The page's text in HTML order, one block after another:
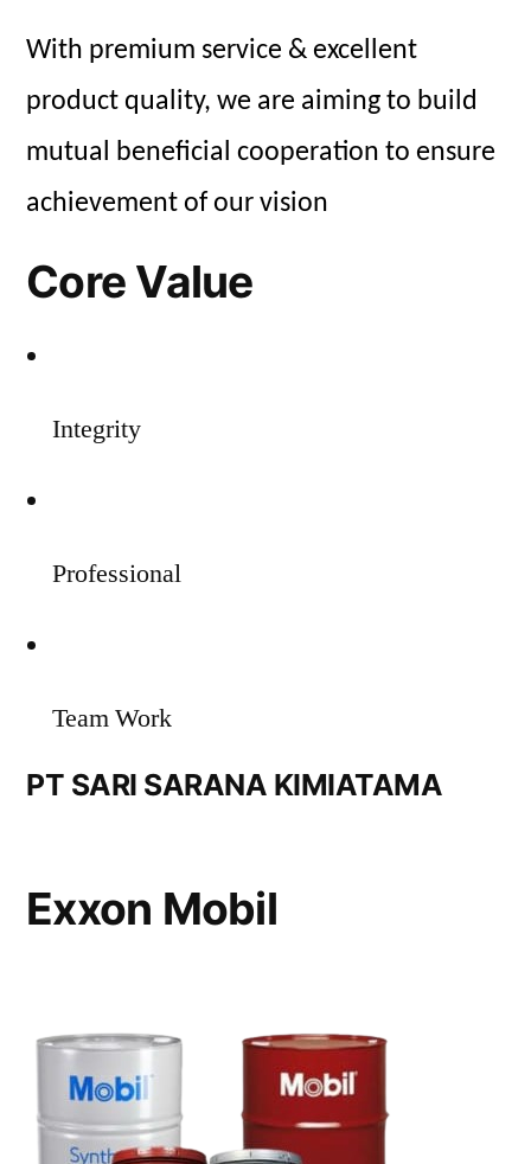
With premium service & excellent
product quality, we are aiming to build
mutual beneficial cooperation to ensure
achievement of our vision
Core Value
Integrity
Professional
Team Work
PT SARI SARANA KIMIATAMA
Exxon Mobil